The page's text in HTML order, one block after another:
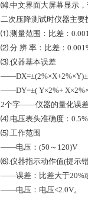
⒁.中文界面大屏幕显示，
二次压降测试时仪器主要
⑴.测量范围：比差：
⑵.分 辨 率：比差：
⑶.仪器基本误差
——DY=±( Y×2%+
2个字——仪器的量化误
⑷.电压表头准确度：0.5%
⑸.工作范围
——电压：(50～120)V
⑹.仪器指示动作值(提示
——误差：比差大于20%
——电压：电压<2.0V。